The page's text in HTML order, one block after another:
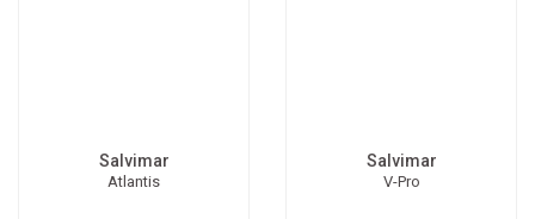
Salvimar
Atlantis
Salvimar
V-Pro